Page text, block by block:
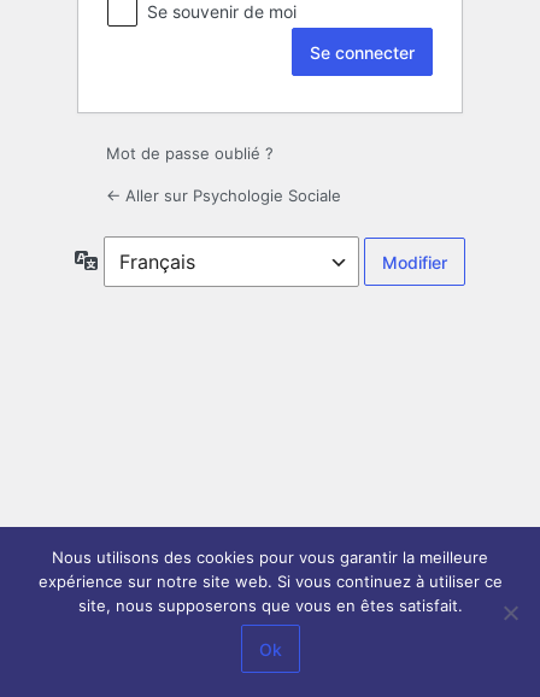
Se souvenir de moi
Mot de passe oublié ?
← Aller sur Psychologie Sociale
Langue
Nous utilisons des cookies pour vous garantir la meilleure
expérience sur notre site web. Si vous continuez à utiliser ce
site, nous supposerons que vous en êtes satisfait.
Ok